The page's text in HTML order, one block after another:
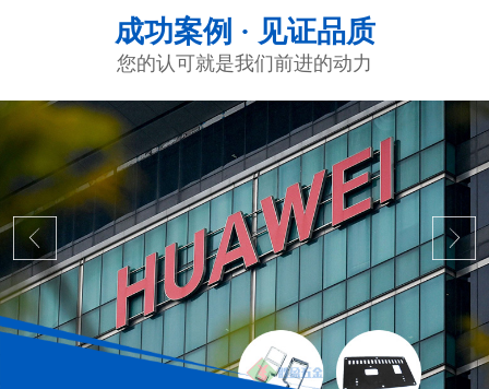
成功案例 · 见证品质
您的认可就是我们前进的动力